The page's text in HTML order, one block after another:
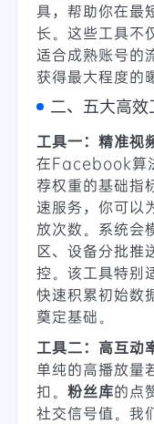
具，帮助你在最
长。这些工具不
适合成熟账号的
获得最大程度的
二、五大高效
工具一：精准视
在Facebook算
荐权重的基础指
速服务，你可以
放次数。系统会
区、设备分批推
控。该工具特别
快速积累初始数
奠定基础。
工具二：高互动
单纯的高播放量
扣。 粉丝库的点
社交信号值。我